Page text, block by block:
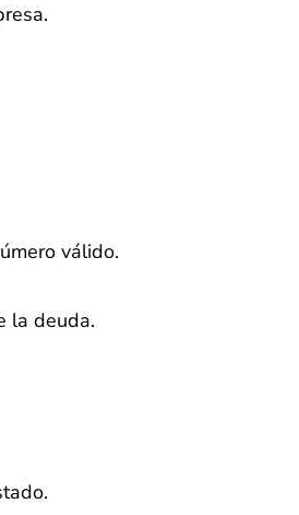
válido.
la deuda.